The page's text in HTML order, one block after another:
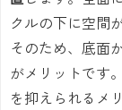
クルの下に空間
そのため、底面
がメリットです
を抑えられるメ